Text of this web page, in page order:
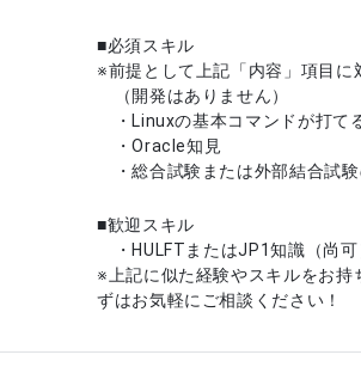
必須スキル
※前提として上記「内容」項目に
（開発はありません）
・Linuxの基本コマンドが打て
・Oracle知見
・総合試験または外部結合試験
歓迎スキル
・HULFTまたはJP1知識（尚可
上記に似た経験やスキルをお
ずはお気軽にご相談ください！